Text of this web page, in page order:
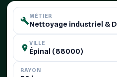
MÉTIER
VILLE
RAYON